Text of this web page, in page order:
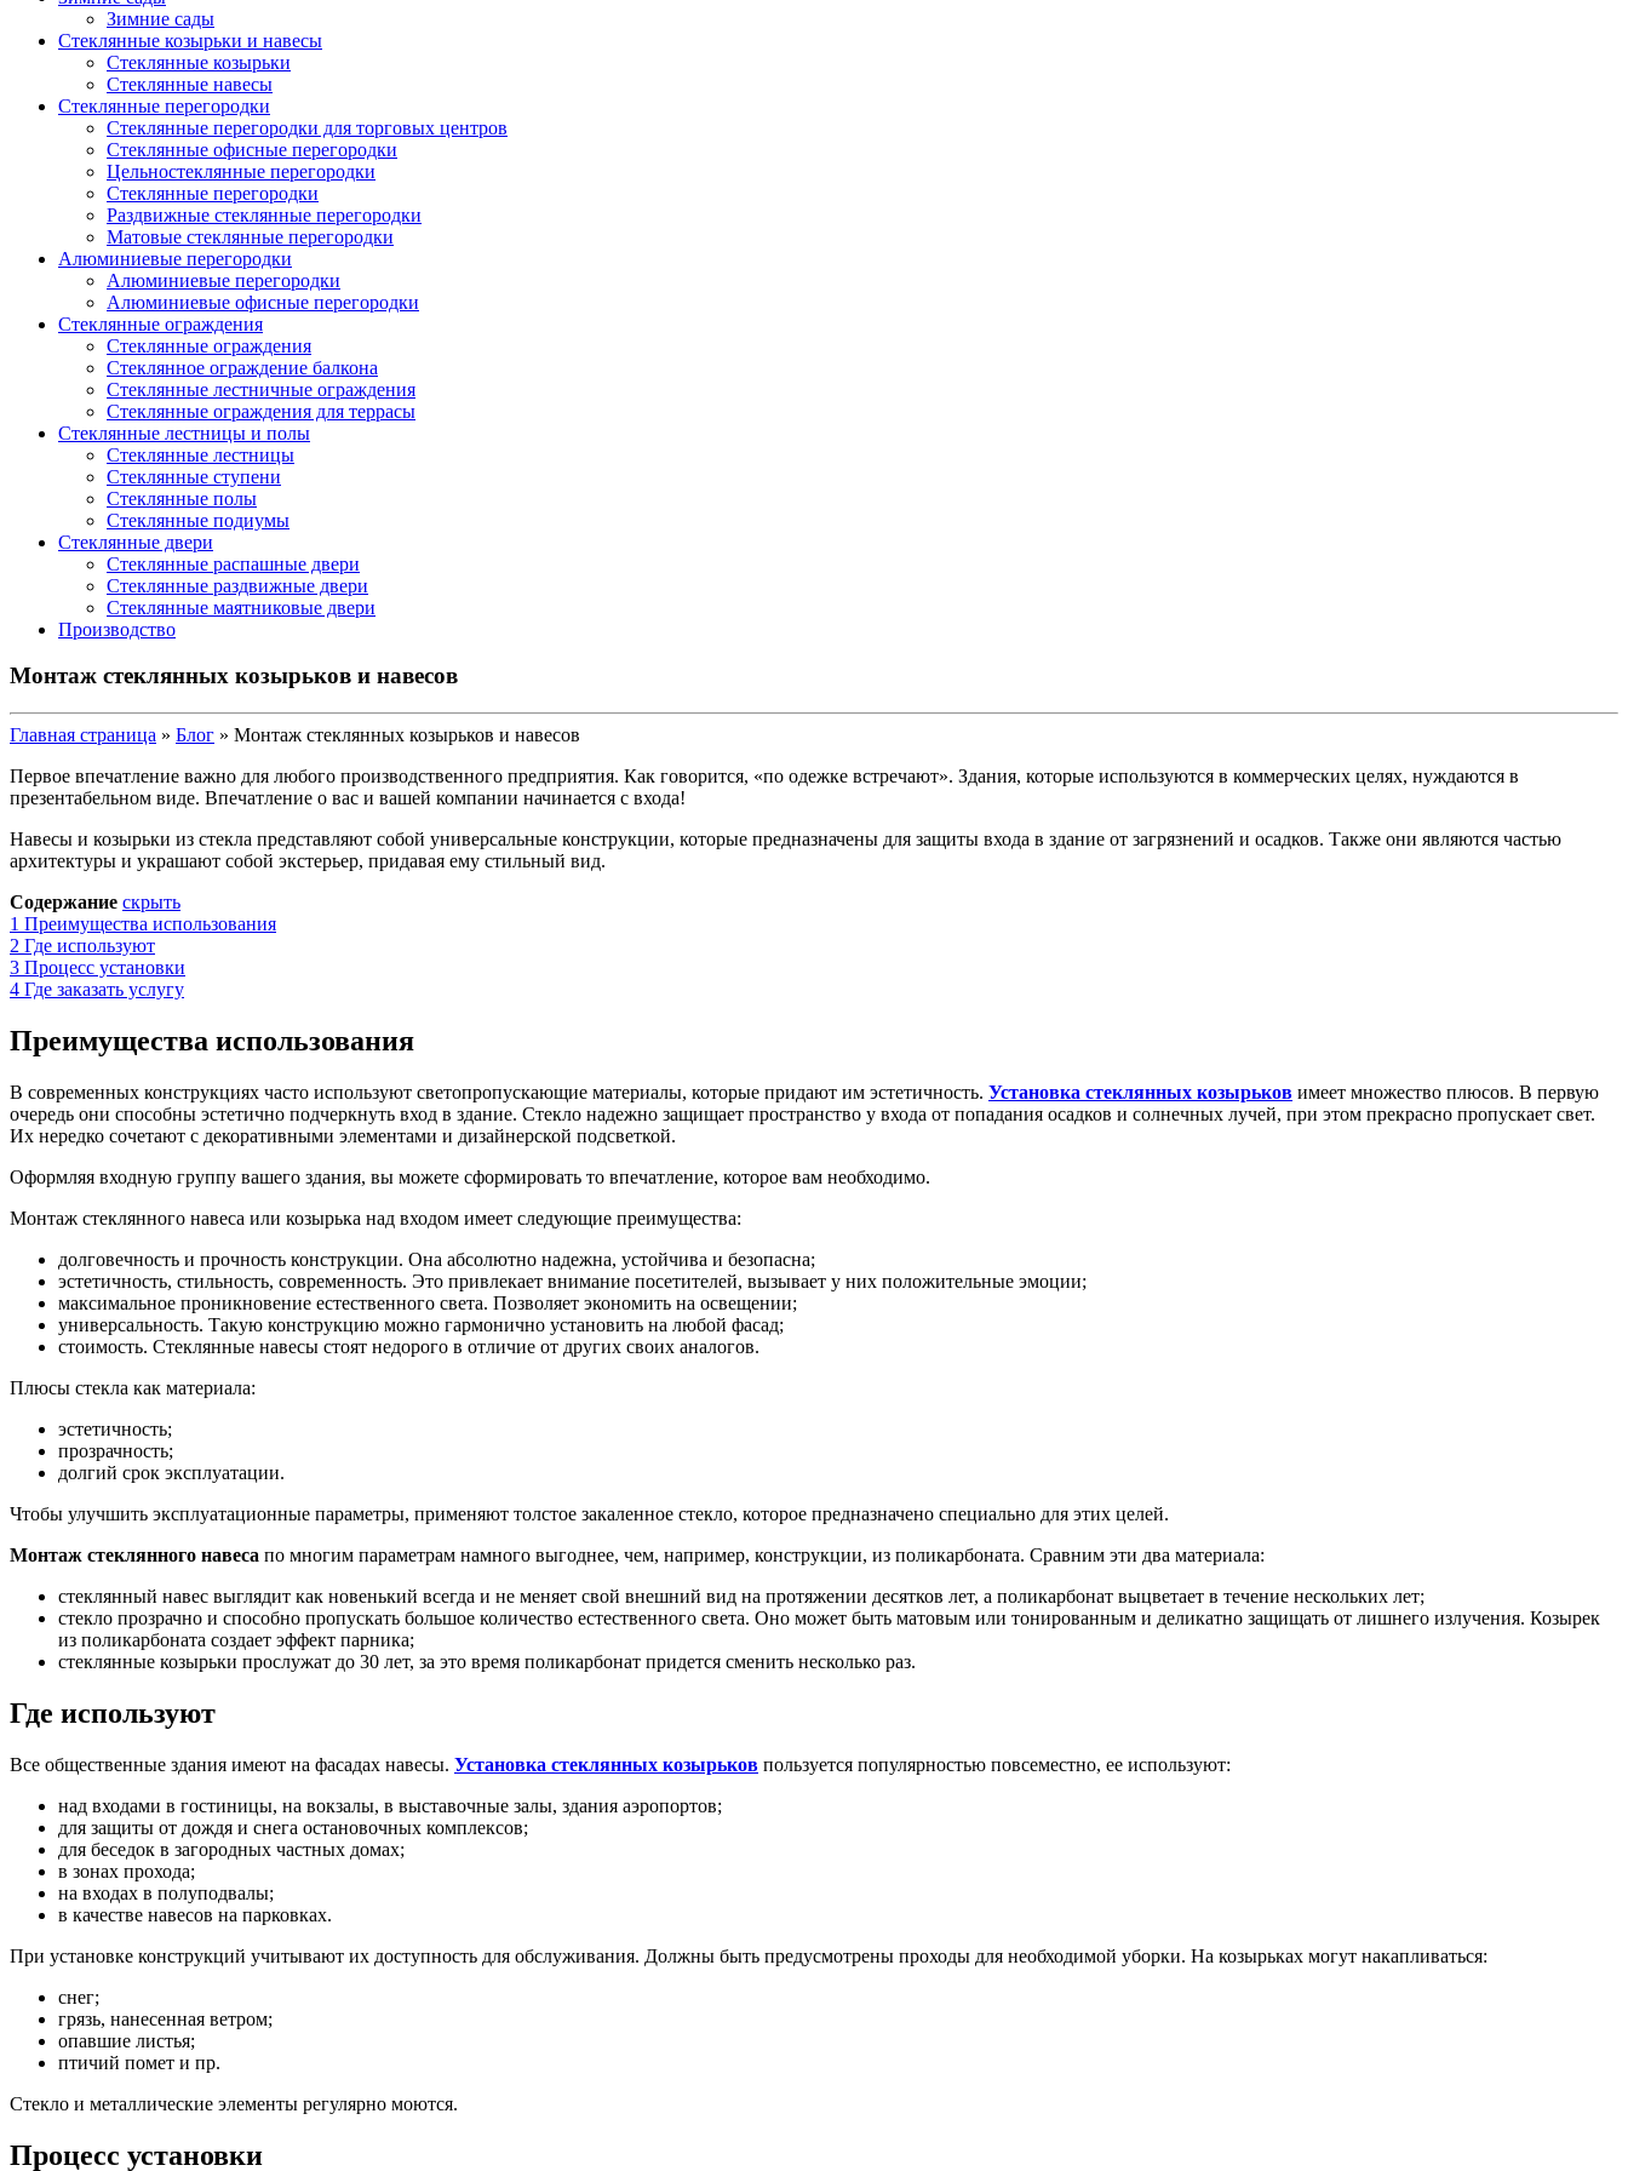
Зимние сады
Стеклянные козырьки и навесы
Стеклянные козырьки
Стеклянные навесы
Стеклянные перегородки
Стеклянные перегородки для торговых центров
Стеклянные офисные перегородки
Цельностеклянные перегородки
Cтеклянные перегородки
Раздвижные стеклянные перегородки
Матовые стеклянные перегородки
Алюминиевые перегородки
Алюминиевые перегородки
Алюминиевые офисные перегородки
Стеклянные ограждения
Стеклянные ограждения
Стеклянное ограждение балкона
Стеклянные лестничные ограждения
Стеклянные ограждения для террасы
Стеклянные лестницы и полы
Стеклянные лестницы
Стеклянные ступени
Стеклянные полы
Стеклянные подиумы
Стеклянные двери
Стеклянные распашные двери
Стеклянные раздвижные двери
Стеклянные маятниковые двери
Производство
Монтаж стеклянных козырьков и навесов
Главная страница » Блог » Монтаж стеклянных козырьков и навесов
Первое впечатление важно для любого производственного предприятия. Как говорится, «по одежке встречают». Здания, которые используются в коммерческих целях, нуждаются в
презентабельном виде. Впечатление о вас и вашей компании начинается с входа!
Навесы и козырьки из стекла представляют собой универсальные конструкции, которые предназначены для защиты входа в здание от загрязнений и осадков. Также они являются частью
архитектуры и украшают собой экстерьер, придавая ему стильный вид.
Содержание скрыть
1 Преимущества использования
2 Где используют
3 Процесс установки
4 Где заказать услугу
Преимущества использования
В современных конструкциях часто используют светопропускающие материалы, которые придают им эстетичность. Установка стеклянных козырьков имеет множество плюсов. В первую
очередь они способны эстетично подчеркнуть вход в здание. Стекло надежно защищает пространство у входа от попадания осадков и солнечных лучей, при этом прекрасно пропускает свет.
Их нередко сочетают с декоративными элементами и дизайнерской подсветкой.
Оформляя входную группу вашего здания, вы можете сформировать то впечатление, которое вам необходимо.
Монтаж стеклянного навеса или козырька над входом имеет следующие преимущества:
долговечность и прочность конструкции. Она абсолютно надежна, устойчива и безопасна;
эстетичность, стильность, современность. Это привлекает внимание посетителей, вызывает у них положительные эмоции;
максимальное проникновение естественного света. Позволяет экономить на освещении;
универсальность. Такую конструкцию можно гармонично установить на любой фасад;
стоимость. Стеклянные навесы стоят недорого в отличие от других своих аналогов.
Плюсы стекла как материала:
эстетичность;
прозрачность;
долгий срок эксплуатации.
Чтобы улучшить эксплуатационные параметры, применяют толстое закаленное стекло, которое предназначено специально для этих целей.
Монтаж стеклянного навеса по многим параметрам намного выгоднее, чем, например, конструкции, из поликарбоната. Сравним эти два материала:
стеклянный навес выглядит как новенький всегда и не меняет свой внешний вид на протяжении десятков лет, а поликарбонат выцветает в течение нескольких лет;
стекло прозрачно и способно пропускать большое количество естественного света. Оно может быть матовым или тонированным и деликатно защищать от лишнего излучения. Козырек
из поликарбоната создает эффект парника;
стеклянные козырьки прослужат до 30 лет, за это время поликарбонат придется сменить несколько раз.
Где используют
Все общественные здания имеют на фасадах навесы. Установка стеклянных козырьков пользуется популярностью повсеместно, ее используют:
над входами в гостиницы, на вокзалы, в выставочные залы, здания аэропортов;
для защиты от дождя и снега остановочных комплексов;
для беседок в загородных частных домах;
в зонах прохода;
на входах в полуподвалы;
в качестве навесов на парковках.
При установке конструкций учитывают их доступность для обслуживания. Должны быть предусмотрены проходы для необходимой уборки. На козырьках могут накапливаться:
снег;
грязь, нанесенная ветром;
опавшие листья;
птичий помет и пр.
Стекло и металлические элементы регулярно моются.
Процесс установки